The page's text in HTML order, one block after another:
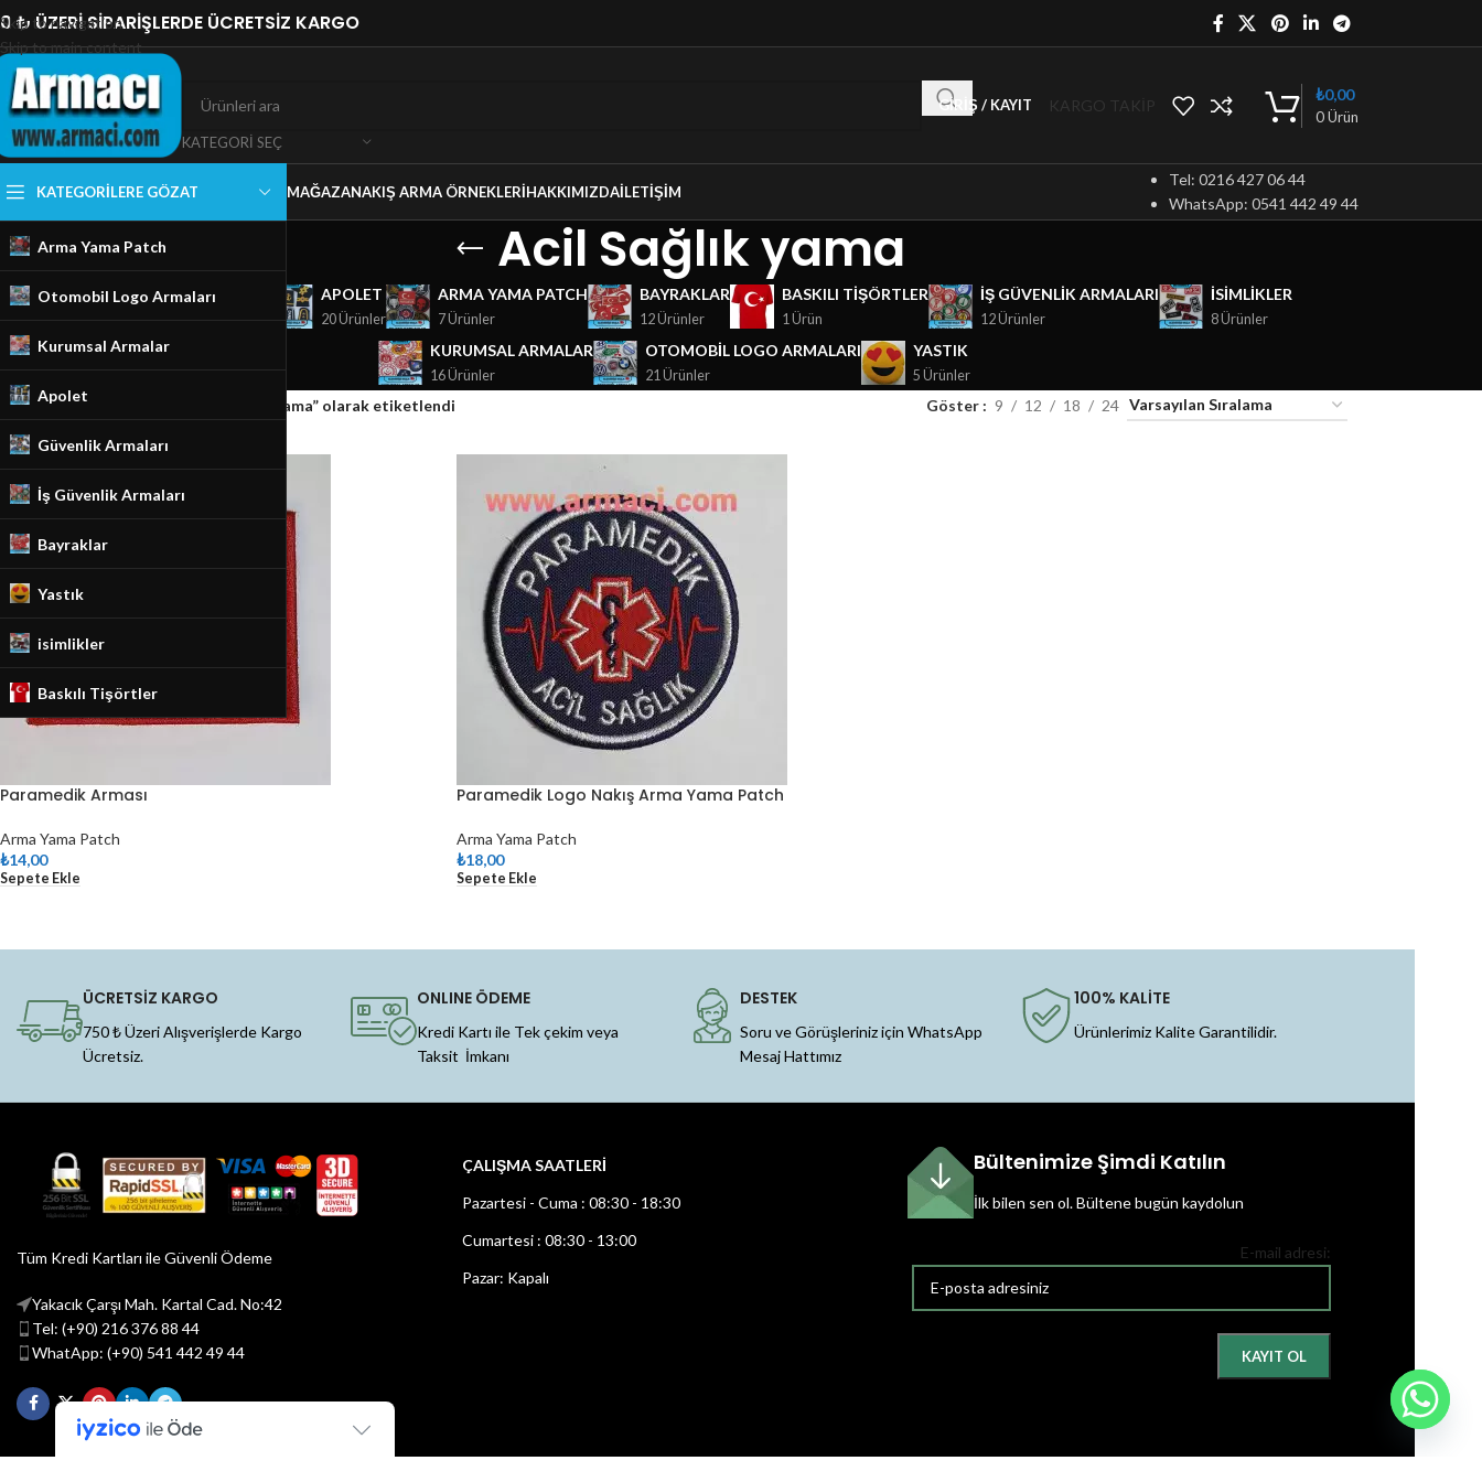
Skip to navigation
Skip to main content
₺ ÜZERİ SİPARİŞLERDE ÜCRETSİZ KARGO
KATEGORI SEÇ
GIRIŞ / KAYIT KARGO TAKİP
0Ürün
₺0,00
KATEGORILERE GÖZAT
Arma Yama Patch
Otomobil Logo Armaları
Kurumsal Armalar
Apolet
Güvenlik Armaları
İş Güvenlik Armaları
Bayraklar
Yastık
isimlikler
Baskılı Tişörtler
MAĞAZANAKIŞ ARMA ÖRNEKLERIHAKKIMIZDAİLETIŞIM
Tel: 0216 427 06 44
WhatsApp: 0541 442 49 44
Acil Sağlık yama
GÜVENLIK ARMALARI
18 Ürünler
APOLET
20 Ürünler
ARMA YAMA PATCH
7 Ürünler
BAYRAKLAR
12 Ürünler
BASKILI TIŞÖRTLER
1 Ürün
İŞ GÜVENLIK ARMALARI
12 Ürünler
ISIMLIKLER
8 Ürünler
KURUMSAL ARMALAR
16 Ürünler
OTOMOBIL LOGO ARMALARI
21 Ürünler
YASTIK
5 Ürünler
Ana Sayfa/Mağaza Ürünler “Acil Sağlık yama” olarak etiketlendi Göster 9 12 18 24
Paramedik Arması
Arma Yama Patch
₺14,00
Sepete Ekle
Paramedik Logo Nakış Arma Yama Patch
Arma Yama Patch
₺18,00
Sepete Ekle
ÜCRETSİZ KARGO
750 ₺ Üzeri Alışverişlerde Kargo
Ücretsiz.
ONLINE ÖDEME
Kredi Kartı ile Tek çekim veya
Taksit İmkanı
DESTEK
Soru ve Görüşleriniz için WhatsApp
Mesaj Hattımız
100% KALİTE
Ürünlerimiz Kalite Garantilidir.
Tüm Kredi Kartları ile Güvenli Ödeme
Yakacık Çarşı Mah. Kartal Cad. No:42
Tel: (+90) 216 376 88 44
WhatApp: (+90) 541 442 49 44
ÇALIŞMA SAATLERİ
Pazartesi - Cuma : 08:30 - 18:30
Cumartesi : 08:30 - 13:00
Pazar: Kapalı
Bültenimize Şimdi Katılın
İlk bilen sen ol.Bültene bugün kaydolun
E-mail adresi: